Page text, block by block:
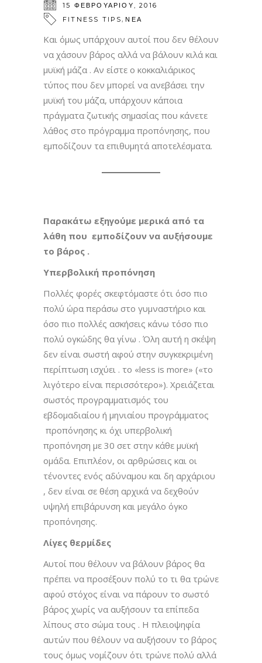
15 ΦΕΒΡΟΥΑΡΊΟΥ, 2016
FITNESS TIPS,ΝΕΑ
Και όμως υπάρχουν αυτοί που δεν θέλουν
να χάσουν βάρος αλλά να βάλουν κιλά και
μυϊκή μάζα . Αν είστε ο κοκκαλιάρικος
τύπος που δεν μπορεί να ανεβάσει την
μυϊκή του μάζα, υπάρχουν κάποια
πράγματα ζωτικής σημασίας που κάνετε
λάθος στο πρόγραμμα προπόνησης, που
εμποδίζουν τα επιθυμητά αποτελέσματα.
Παρακάτω εξηγούμε μερικά από τα
λάθη που εμποδίζουν να αυξήσουμε
το βάρος .
Υπερβολική προπόνηση
Πολλές φορές σκεφτόμαστε ότι όσο πιο
πολύ ώρα περάσω στο γυμναστήριο και
όσο πιο πολλές ασκήσεις κάνω τόσο πιο
πολύ ογκώδης θα γίνω . Όλη αυτή η σκέψη
δεν είναι σωστή αφού στην συγκεκριμένη
περίπτωση ισχύει . το «less is more» («το
λιγότερο είναι περισσότερο»). Χρειάζεται
σωστός προγραμματισμός του
εβδομαδιαίου ή μηνιαίου προγράμματος
προπόνησης κι όχι υπερβολική
προπόνηση με 30 σετ στην κάθε μυϊκή
ομάδα. Επιπλέον, οι αρθρώσεις και οι
τένοντες ενός αδύναμου και δη αρχάριου
, δεν είναι σε θέση αρχικά να δεχθούν
υψηλή επιβάρυνση και μεγάλο όγκο
προπόνησης.
Λίγες θερμίδες
Αυτοί που θέλουν να βάλουν βάρος θα
πρέπει να προσέξουν πολύ το τι θα τρώνε
αφού στόχος είναι να πάρουν το σωστό
βάρος χωρίς να αυξήσουν τα επίπεδα
λίπους στο σώμα τους . Η πλειοψηφία
αυτών που θέλουν να αυξήσουν το βάρος
τους όμως νομίζουν ότι τρώνε πολύ αλλά